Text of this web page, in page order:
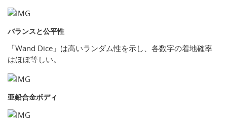
バランスと公平性
「Wand Dice」は高いランダム性を示し、各数字の着地確率
はほぼ等しい。
亜鉛合金ボディ